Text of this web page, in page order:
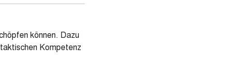
können. Dazu
Kompetenz